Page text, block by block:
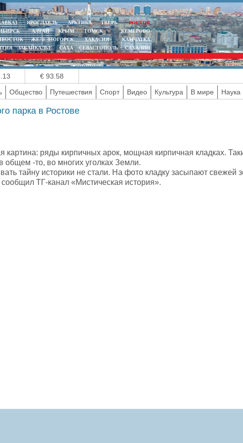
ЯРОСЛАВЛЬ АРКТИКА ТВЕРЬ
РОСТОВ
АЛТАЙ КРЫМ ТОМСК
КЕМЕРОВО
ЖЕЛЕЗНОГОРСК ХАКАСИЯ
КАМЧАТКА
ЗАБАЙКАЛЬЕ САХА СЕВАСТОПОЛЬ САХАЛИН
€ 93.58
Общество Путешествия Спорт Видео Культура В мире Наука
парка в Ростове
картина: ряды кирпичных арок, мощная кирпичная кладках.
-то, во многих уголках Земли.
тайну историки не стали. На фото кладку засыпают свежей
ТГ-канал «Мистическая история».